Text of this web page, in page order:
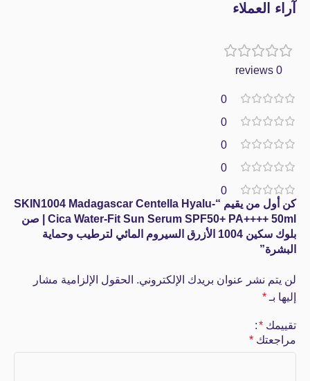
آراء العملاء
0 reviews
0
0
0
0
0
كن أول من يقيم “SKIN1004 Madagascar Centella Hyalu-
Cica Water-Fit Sun Serum SPF50+ PA++++ 50ml | صن
بلوك سكين 1004 الأزرق السيروم المائي لترطيب وحماية
البشرة”
لن يتم نشر عنوان بريدك الإلكتروني. الحقول الإلزامية مشار
إليها بـ *
تقييمك *
مراجعتك *